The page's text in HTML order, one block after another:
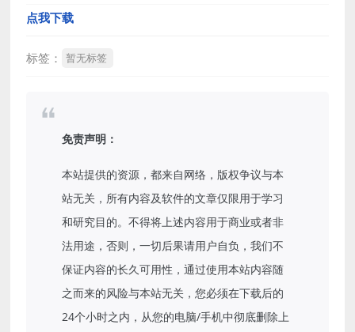
点我下载
标签： 暂无标签
免责声明：
本站提供的资源，都来自网络，版权争议与本
站无关，所有内容及软件的文章仅限用于学习
和研究目的。不得将上述内容用于商业或者非
法用途，否则，一切后果请用户自负，我们不
保证内容的长久可用性，通过使用本站内容随
之而来的风险与本站无关，您必须在下载后的
24个小时之内，从您的电脑/手机中彻底删除上